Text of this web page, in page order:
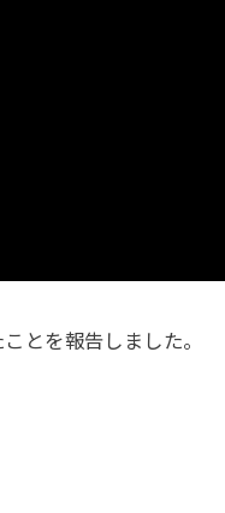
とを報告しました。